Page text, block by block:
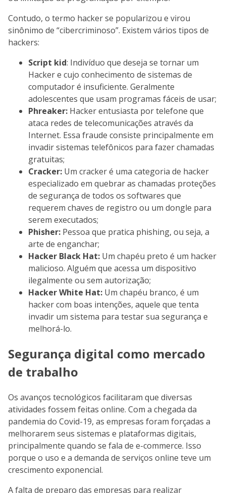
Contudo, o termo hacker se popularizou e virou
sinônimo de “cibercriminoso”. Existem vários tipos de
hackers:
Script kid: Indivíduo que deseja se tornar um
Hacker e cujo conhecimento de sistemas de
computador é insuficiente. Geralmente
adolescentes que usam programas fáceis de usar;
Phreaker: Hacker entusiasta por telefone que
ataca redes de telecomunicações através da
Internet. Essa fraude consiste principalmente em
invadir sistemas telefônicos para fazer chamadas
gratuitas;
Cracker: Um cracker é uma categoria de hacker
especializado em quebrar as chamadas proteções
de segurança de todos os softwares que
requerem chaves de registro ou um dongle para
serem executados;
Phisher: Pessoa que pratica phishing, ou seja, a
arte de enganchar;
Hacker Black Hat: Um chapéu preto é um hacker
malicioso. Alguém que acessa um dispositivo
ilegalmente ou sem autorização;
Hacker White Hat: Um chapéu branco, é um
hacker com boas intenções, aquele que tenta
invadir um sistema para testar sua segurança e
melhorá-lo.
Segurança digital como mercado
de trabalho
Os avanços tecnológicos facilitaram que diversas
atividades fossem feitas online. Com a chegada da
pandemia do Covid-19, as empresas foram forçadas a
melhorarem seus sistemas e plataformas digitais,
principalmente quando se fala de e-commerce. Isso
porque o uso e a demanda de serviços online teve um
crescimento exponencial.
A falta de preparo das empresas para realizar